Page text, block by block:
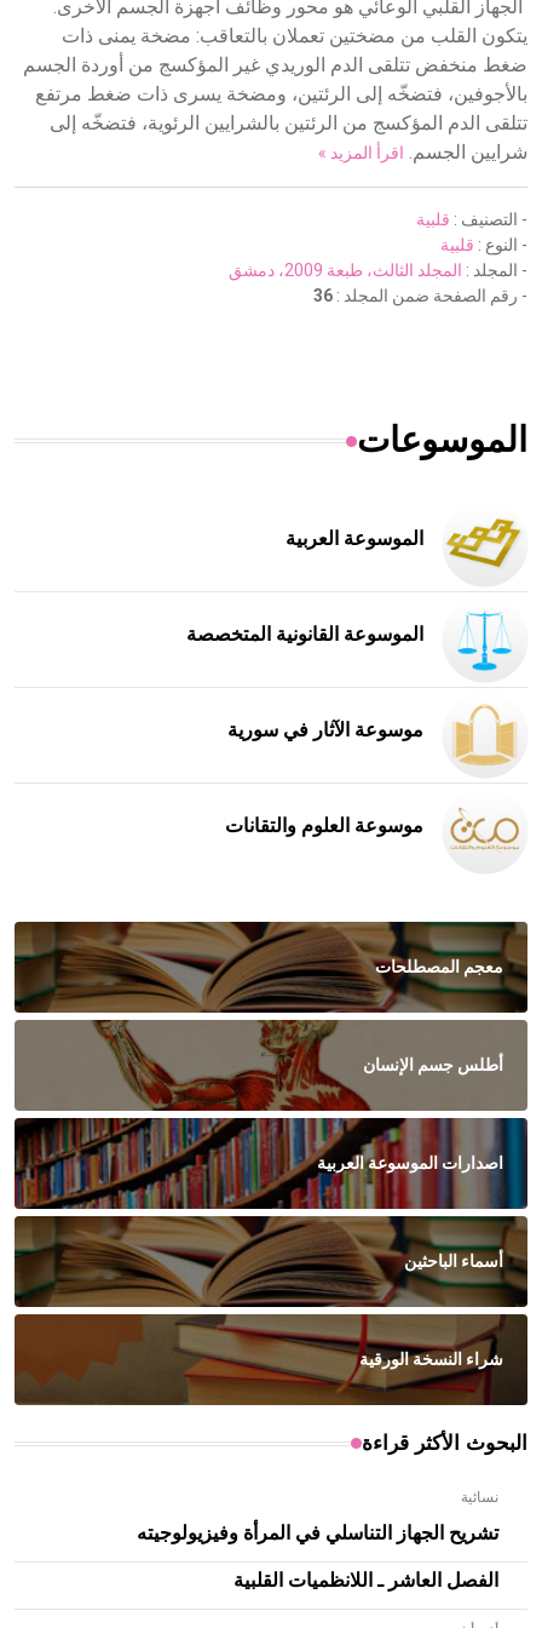
الجهاز القلبي الوعائي هو محور وظائف أجهزة الجسم الأخرى.
يتكون القلب من مضختين تعملان بالتعاقب: مضخة يمنى ذات
ضغط منخفض تتلقى الدم الوريدي غير المؤكسج من أوردة الجسم
بالأجوفين، فتضخّه إلى الرئتين، ومضخة يسرى ذات ضغط مرتفع
تتلقى الدم المؤكسج من الرئتين بالشرايين الرئوية، فتضخّه إلى
شرايين الجسم. اقرأ المزيد »
- التصنيف : قلبية
- النوع : قلبية
- المجلد : المجلد الثالث، طبعة 2009، دمشق
- رقم الصفحة ضمن المجلد : 36
الموسوعات
الموسوعة العربية
الموسوعة القانونية المتخصصة
موسوعة الآثار في سورية
موسوعة العلوم والتقانات
معجم المصطلحات
أطلس جسم الإنسان
اصدارات الموسوعة العربية
أسماء الباحثين
شراء النسخة الورقية
البحوث الأكثر قراءة
نسائية
تشريح الجهاز التناسلي في المرأة وفيزيولوجيته
الفصل العاشر ـ اللانظميات القلبية